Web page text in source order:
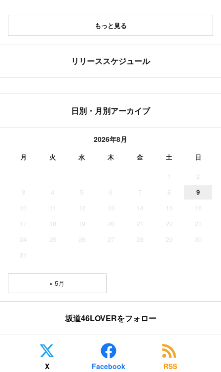
もっと見る
リリーススケジュール
日別・月別アーカイブ
2026年8月
月 火 水 木 金 土 日
1
2
3
4 5 6 7 8
9
10
11 12 13 14 15
16
17
18 19 20 21 22
23
24
25 26 27 28 29
30
31
« 5月
坂道46LOVERをフォロー
X Facebook RSS